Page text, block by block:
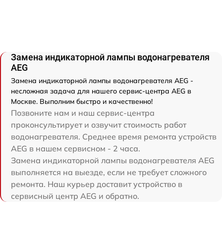
Замена индикаторной лампы водонагревателя
AEG
Замена индикаторной лампы водонагревателя AEG -
несложная задача для нашего сервис-центра AEG в
Москве. Выполним быстро и качественно!
Позвоните нам и наш сервис-центра
проконсультирует и озвучит стоимость работ
водонагревателя. Среднее время ремонта устройств
AEG в нашем сервисном - 2 часа.
Замена индикаторной лампы водонагревателя AEG
выполняется на выезде, если не требует сложного
ремонта. Наш курьер доставит устройство в
сервисный центр AEG и обратно.